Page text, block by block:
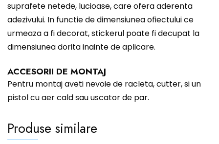
suprafete netede, lucioase, care ofera aderenta
adezivului. In functie de dimensiunea ofiectului ce
urmeaza a fi decorat, stickerul poate fi decupat la
dimensiunea dorita inainte de aplicare.
ACCESORII DE MONTAJ
Pentru montaj aveti nevoie de racleta, cutter, si un
pistol cu aer cald sau uscator de par.
Produse similare